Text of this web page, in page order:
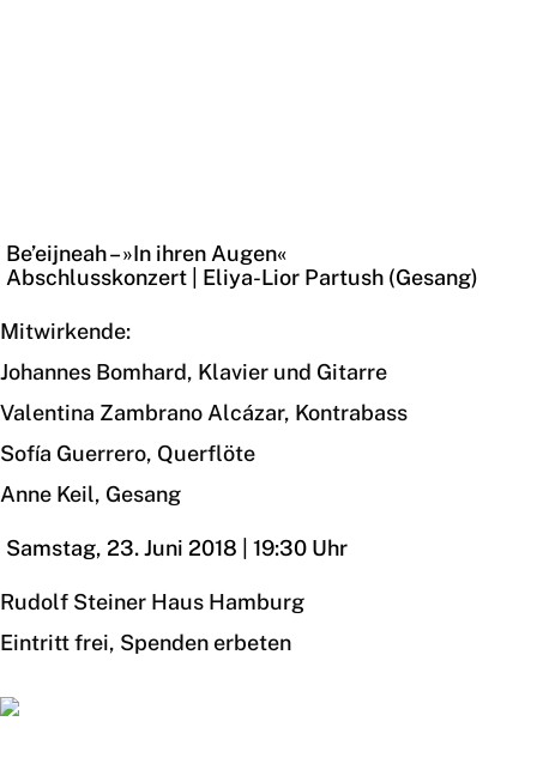
Be’eijneah – »In ihren Augen«
Abschlusskonzert | Eliya-Lior Partush (Gesang)
Mitwirkende:
Johannes Bomhard, Klavier und Gitarre
Valentina Zambrano Alcázar, Kontrabass
Sofía Guerrero, Querflöte
Anne Keil, Gesang
Samstag, 23. Juni 2018 | 19:30 Uhr
Rudolf Steiner Haus Hamburg
Eintritt frei, Spenden erbeten